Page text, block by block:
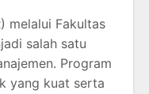
melalui Fakultas
salah satu
Program
yang kuat serta